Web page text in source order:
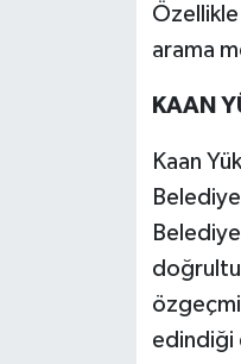
arama
KAAN
Kaan
edindiği